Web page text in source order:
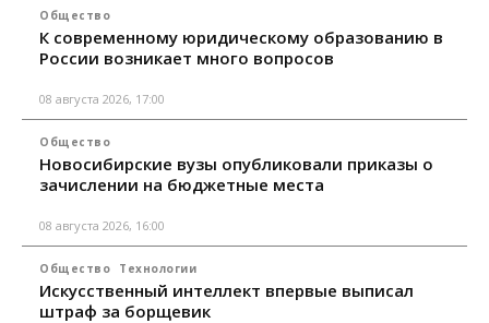
Общество
К современному юридическому образованию в
России возникает много вопросов
08 августа 2026, 17:00
Общество
Новосибирские вузы опубликовали приказы о
зачислении на бюджетные места
08 августа 2026, 16:00
Общество Технологии
Искусственный интеллект впервые выписал
штраф за борщевик